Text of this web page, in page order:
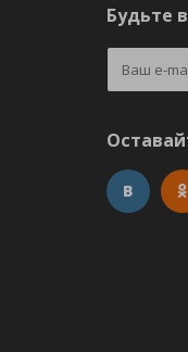
Будьте